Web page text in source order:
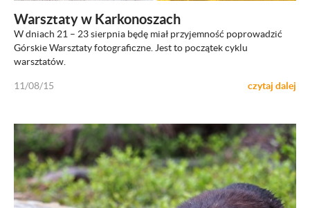
Warsztaty w Karkonoszach
W dniach 21 – 23 sierpnia będę miał przyjemność poprowadzić
Górskie Warsztaty fotograficzne. Jest to początek cyklu
warsztatów.
11/08/15 czytaj dalej